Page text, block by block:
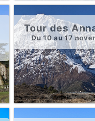
Tour des
Du 10 au 17